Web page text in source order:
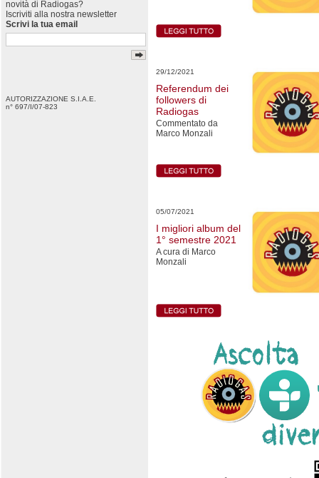
novità di Radiogas?
Iscriviti alla nostra newsletter
Scrivi la tua email
AUTORIZZAZIONE S.I.A.E.
n° 697/I/07-823
29/12/2021
Referendum dei
followers di
Radiogas
Commentato da
Marco Monzali
05/07/2021
I migliori album del
1° semestre 2021
A cura di Marco
Monzali